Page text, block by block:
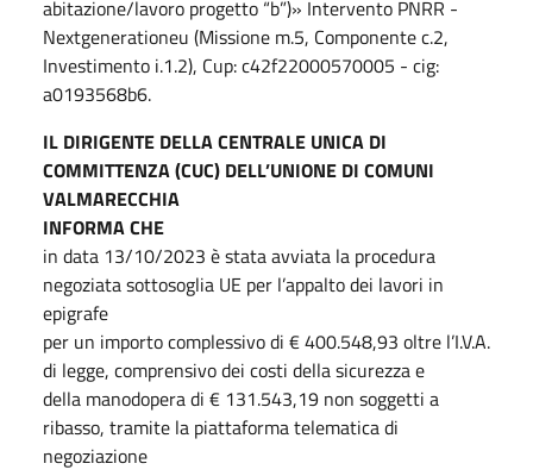
abitazione/lavoro progetto “b”)» Intervento PNRR -
Nextgenerationeu (Missione m.5, Componente c.2,
Investimento i.1.2), Cup: c42f22000570005 - cig:
a0193568b6.
IL DIRIGENTE DELLA CENTRALE UNICA DI
COMMITTENZA (CUC) DELL’UNIONE DI COMUNI
VALMARECCHIA
INFORMA CHE
in data 13/10/2023 è stata avviata la procedura
negoziata sottosoglia UE per l’appalto dei lavori in
epigrafe
per un importo complessivo di € 400.548,93 oltre l’I.V.A.
di legge, comprensivo dei costi della sicurezza e
della manodopera di € 131.543,19 non soggetti a
ribasso, tramite la piattaforma telematica di
negoziazione